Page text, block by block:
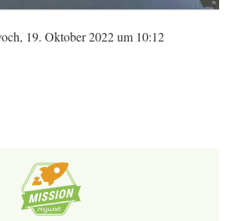
19. Oktober 2022 um 10:12